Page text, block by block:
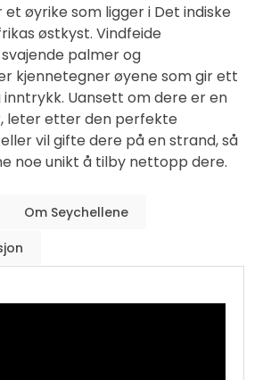
øyrike som ligger i Det indiske
østkyst. Vindfeide
palmer og
kjennetegner øyene som gir ett
Uansett om dere er en
leter etter den perfekte
vil gifte dere på en strand, så
noe unikt å tilby nettopp dere.
Om Seychellene